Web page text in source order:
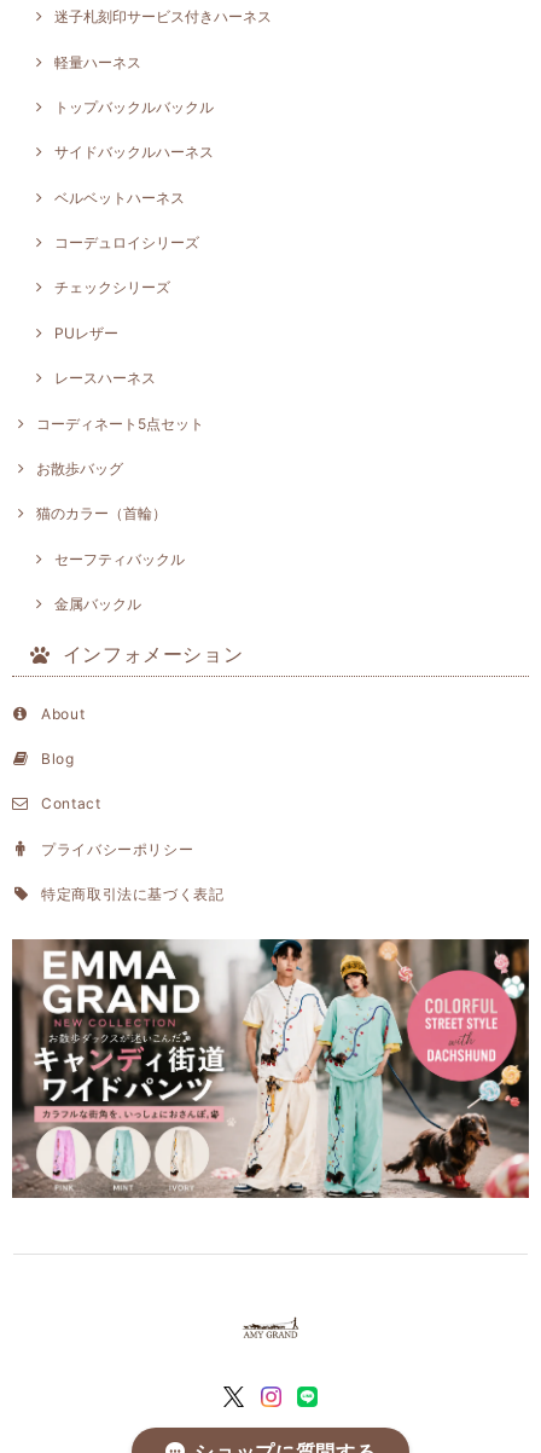
迷子札刻印サービス付きハーネス
軽量ハーネス
トップバックルバックル
サイドバックルハーネス
ベルベットハーネス
コーデュロイシリーズ
チェックシリーズ
PUレザー
レースハーネス
コーディネート5点セット
お散歩バッグ
猫のカラー（首輪）
セーフティバックル
金属バックル
インフォメーション
About
Blog
Contact
プライバシーポリシー
特定商取引法に基づく表記